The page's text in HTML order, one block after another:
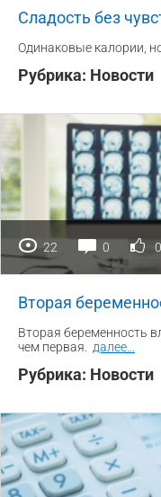
Сладость без
Одинаковые калории,
Рубрика: Новости
22 0 0
Вторая
Вторая беременность
чем первая.
далее
Рубрика: Новости